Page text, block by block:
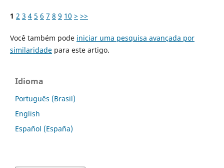
1 2 3 4 5 6 7 8 9 10 > >>
Você também pode iniciar uma pesquisa avançada por
similaridadepara este artigo.
Idioma
Português (Brasil)
English
Español (España)